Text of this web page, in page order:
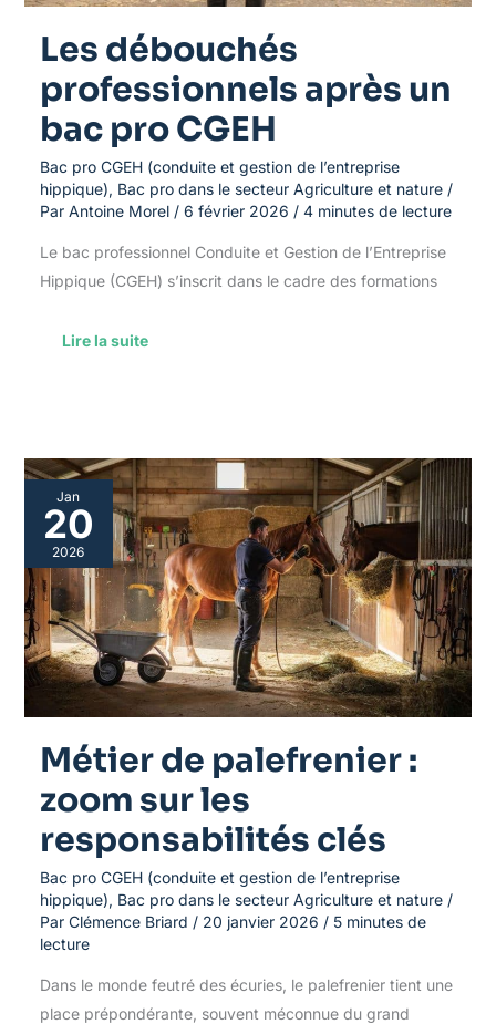
Les débouchés
professionnels après un
bac pro CGEH
Bac pro CGEH (conduite et gestion de l’entreprise
hippique), Bac pro dans le secteur Agriculture et nature/
Par Antoine Morel / 6 février 2026 / 4 minutes de lecture
Le bac professionnel Conduite et Gestion de l’Entreprise
Hippique (CGEH) s’inscrit dans le cadre des formations
Lire la suite
Jan
20
2026
Métier de palefrenier :
zoom sur les
responsabilités clés
Bac pro CGEH (conduite et gestion de l’entreprise
hippique), Bac pro dans le secteur Agriculture et nature/
Par Clémence Briard / 20 janvier 2026 / 5 minutes de
lecture
Dans le monde feutré des écuries, le palefrenier tient une
place prépondérante, souvent méconnue du grand
Métier
de
palefrenier
:
zoom
sur
les
responsabilités
clés